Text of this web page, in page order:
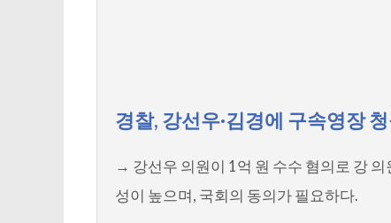
경찰, 강선우·김경에 구속영장
→ 강선우 의원이 1억 원 수수 혐의로 강
성이 높으며, 국회의 동의가 필요하다.